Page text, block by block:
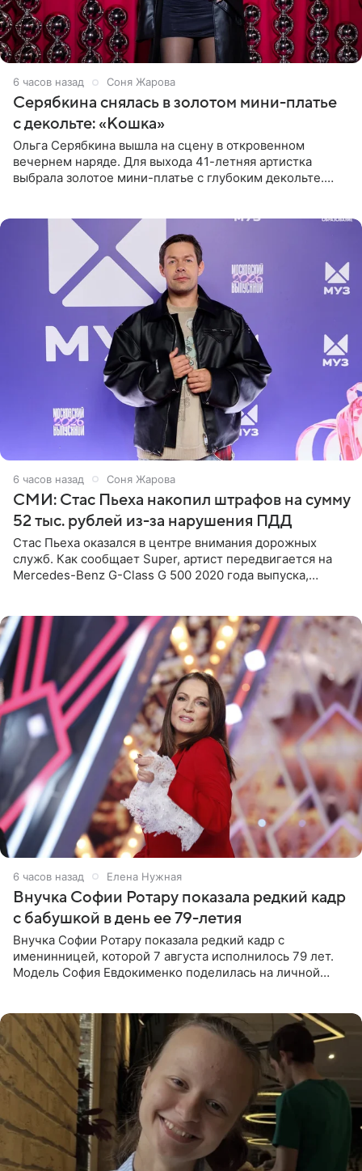
6 часов назад Соня Жарова
Серябкина снялась в золотом мини-платье
с декольте: «Кошка»
Ольга Серябкина вышла на сцену в откровенном
вечернем наряде. Для выхода 41-летняя артистка
выбрала золотое мини-платье с глубоким декольте.
6 часов назад Соня Жарова
СМИ: Стас Пьеха накопил штрафов на сумму
52 тыс. рублей из-за нарушения ПДД
Стас Пьеха оказался в центре внимания дорожных
служб. Как сообщает Super, артист передвигается на
Mercedes-Benz G-Class G 500 2020 года выпуска,
6 часов назад Елена Нужная
Внучка Софии Ротару показала редкий кадр
с бабушкой в день ее 79-летия
Внучка Софии Ротару показала редкий кадр с
именинницей, которой 7 августа исполнилось 79 лет.
Модель София Евдокименко поделилась на личной